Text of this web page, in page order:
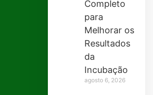
Completo
para
Melhorar os
Resultados
da
Incubação
agosto 6, 2026